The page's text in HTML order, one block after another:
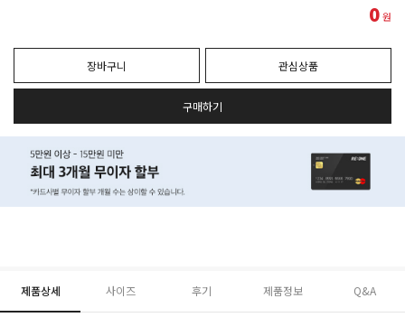
0원
장바구니 관심상품
구매하기
제품상세 사이즈 후기 제품정보 Q&A